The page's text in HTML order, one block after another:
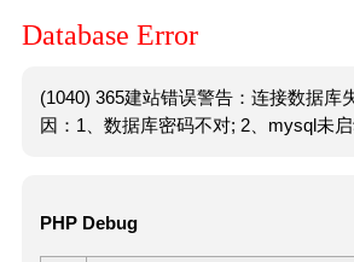
Database Error
(1040) 365建站错误警告：连接数据库
因：1、数据库密码不对; 2、mysql未启
PHP Debug